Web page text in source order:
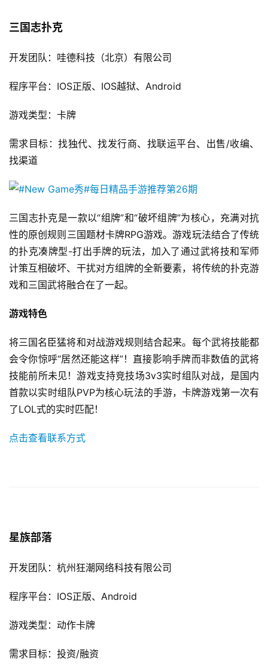
戏
休
闲
游
戏
2
0
5
十
三
届
金
茶
奖
7
月
3
0
会
站
中
文
三国志扑克
开发团队：哇德科技（北京）有限公司
程序平台：IOS正版、IOS越狱、Android
游戏类型：卡牌
需求目标：找独代、找发行商、找联运平台、出售/收编、
找渠道
三国志扑克是一款以“组牌”和“破坏组牌”为核心，充满对抗
性的原创规则三国题材卡牌RPG游戏。游戏玩法结合了传统
的扑克凑牌型-打出手牌的玩法，加入了通过武将技和军师
计策互相破坏、干扰对方组牌的全新要素，将传统的扑克游
戏和三国武将融合在了一起。
游戏特色
将三国名臣猛将和对战游戏规则结合起来。每个武将技能都
会令你惊呼“居然还能这样”！直接影响手牌而非数值的武将
技能前所未见！游戏支持竞技场3v3实时组队对战，是国内
首款以实时组队PVP为核心玩法的手游，卡牌游戏第一次有
了LOL式的实时匹配！
点击查看联系方式
星族部落
开发团队：杭州狂潮网络科技有限公司
程序平台：IOS正版、Android
游戏类型：动作卡牌
需求目标：投资/融资